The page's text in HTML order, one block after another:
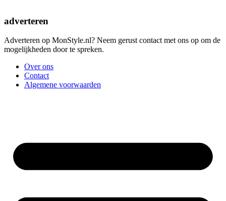
adverteren
Adverteren op MonStyle.nl? Neem gerust contact met ons op om de
mogelijkheden door te spreken.
Over ons
Contact
Algemene voorwaarden